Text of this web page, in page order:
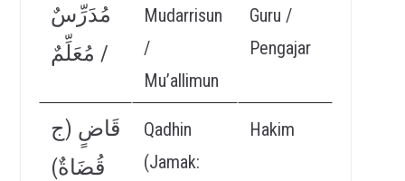
مُدَرِّسٌ
/ مُعَلِّمٌ
Mudarrisun
/
Mu’allimun
Guru /
Pengajar
قَاضٍ (ج
قُضَاةٌ)
Qadhin
(Jamak:
Hakim